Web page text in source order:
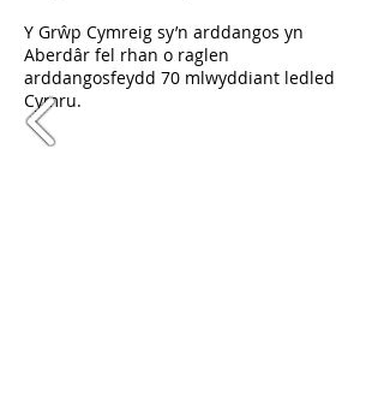
Y Grŵp Cymreig sy’n arddangos yn
Aberdâr fel rhan o raglen
arddangosfeydd 70 mlwyddiant ledled
Cymru.